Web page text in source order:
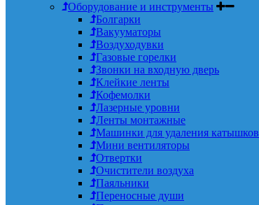
Оборудование и инструменты
Болгарки
Вакууматоры
Воздуходувки
Газовые горелки
Звонки на входную дверь
Клейкие ленты
Кофемолки
Лазерные уровни
Ленты монтажные
Машинки для удаления катышков
Мини вентиляторы
Отвертки
Очистители воздуха
Паяльники
Переносные души